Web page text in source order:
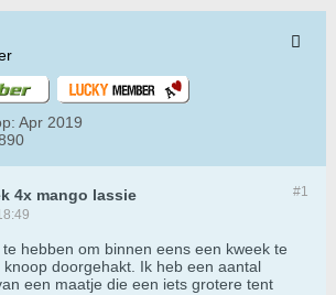
Apr 2019
#1
4x mango lassie
hebben om binnen eens een kweek te
doorgehakt. Ik heb een aantal
een maatje die een iets grotere tent